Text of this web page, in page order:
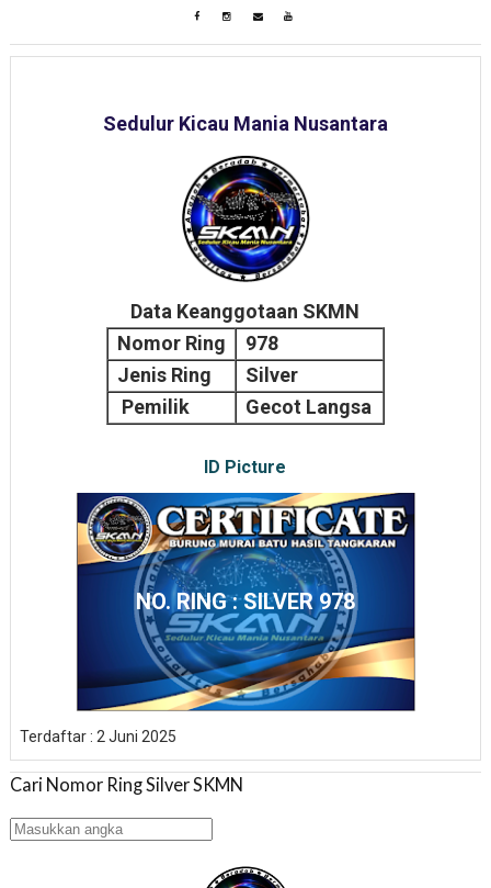
Sedulur Kicau Mania Nusantara
Data Keanggotaan SKMN
Nomor Ring
978
Jenis Ring
Silver
Pemilik
Gecot Langsa
ID Picture
NO. RING : SILVER 978
Terdaftar : 2 Juni 2025
Cari Nomor Ring Silver SKMN